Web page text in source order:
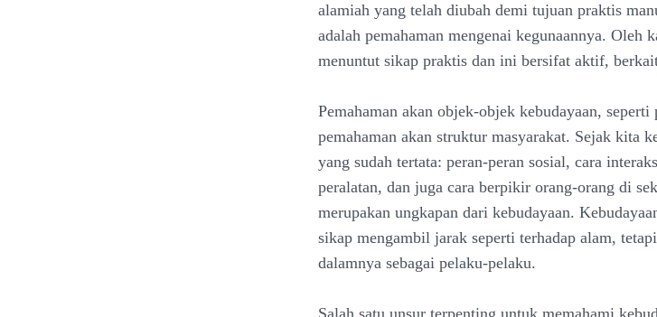
alamiah yang telah diubah demi tujuan praktis
adalah pemahaman mengenai kegunaannya. Oleh
menuntut sikap praktis dan ini bersifat aktif,
Pemahaman akan objek-objek kebudayaan,
pemahaman akan struktur masyarakat. Sejak kita
yang sudah tertata: peran-peran sosial, cara
peralatan, dan juga cara berpikir orang-orang di
merupakan ungkapan dari kebudayaan.
sikap mengambil jarak seperti terhadap alam,
dalamnya sebagai pelaku-pelaku.
Salah satu unsur terpenting untuk memahami